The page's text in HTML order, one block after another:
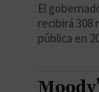
El
recibirá 308
pública en